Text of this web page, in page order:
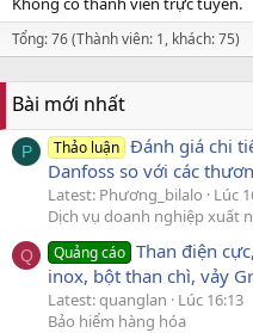
Tổng: 76 (Thành viên: 1, khách: 75)
Bài mới nhất
P Thảo luận Đánh giá chi
Danfoss so với các
Latest: Phương_bilalo
Lúc
Dịch vụ doanh nghiệp xuất
Q Quảng cáo Than điện
inox, bột than chì, vảy
Latest: quanglan
Lúc 16:13
Bảo hiểm hàng hóa